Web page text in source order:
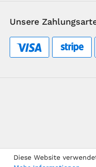
Unsere
Diese Website